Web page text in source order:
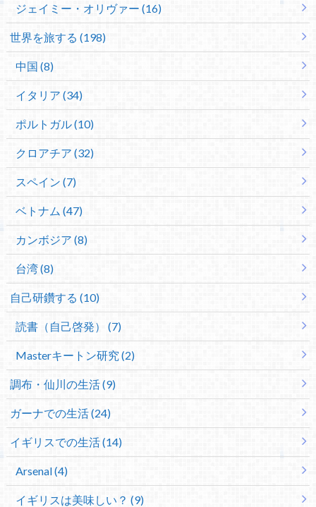
ジェイミー・オリヴァー (16)
世界を旅する (198)
中国 (8)
イタリア (34)
ポルトガル (10)
クロアチア (32)
スペイン (7)
ベトナム (47)
カンボジア (8)
台湾 (8)
自己研鑽する (10)
読書（自己啓発） (7)
Masterキートン研究 (2)
調布・仙川の生活 (9)
ガーナでの生活 (24)
イギリスでの生活 (14)
Arsenal (4)
イギリスは美味しい？ (9)